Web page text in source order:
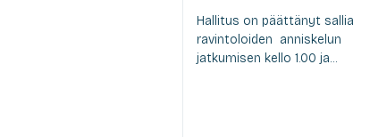
Hallitus on päättänyt sallia
ravintoloiden anniskelun
jatkumisen kello 1.00 ja...